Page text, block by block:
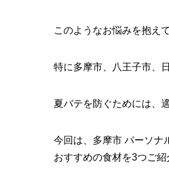
このようなお悩みを抱え
特に多摩市、八王子市、
夏バテを防ぐためには、
今回は、多摩市 パーソナ
おすすめの食材を3つご紹